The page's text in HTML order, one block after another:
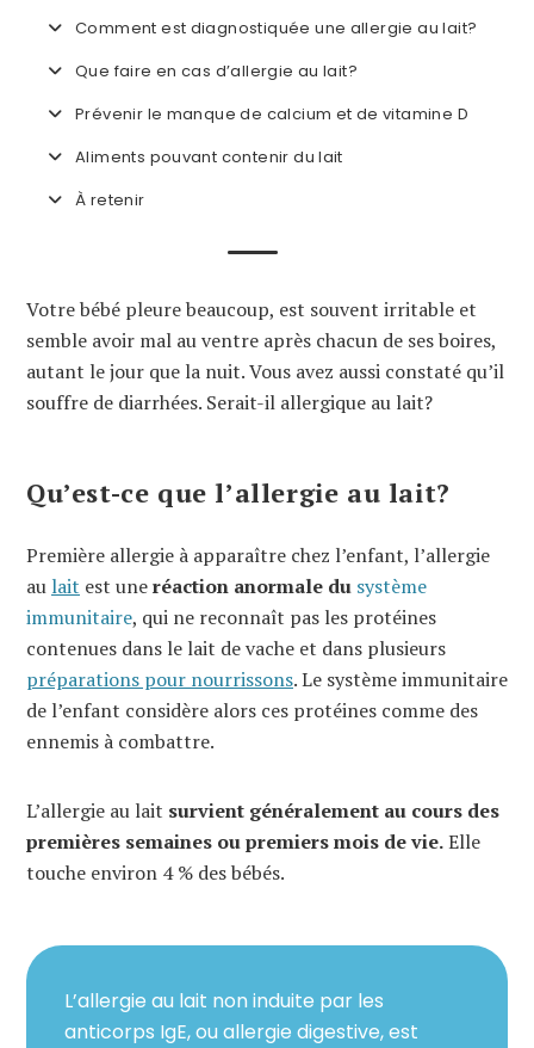
Comment est diagnostiquée une allergie au lait?
Que faire en cas d’allergie au lait?
Prévenir le manque de calcium et de vitamine D
Aliments pouvant contenir du lait
À retenir
Votre bébé pleure beaucoup, est souvent irritable et
semble avoir mal au ventre après chacun de ses boires,
autant le jour que la nuit. Vous avez aussi constaté qu’il
souffre de diarrhées. Serait-il allergique au lait?
Qu’est-ce que l’allergie au lait?
Première allergie à apparaître chez l’enfant, l’allergie
au lait est uneréaction anormale du système
immunitaire, qui ne reconnaît pas les protéines
contenues dans le lait de vache et dans plusieurs
préparations pour nourrissons. Le système immunitaire
de l’enfant considère alors ces protéines comme des
ennemis à combattre.
L’allergie au lait survient généralement au cours des
premières semaines ou premiers mois de vie.Elle
touche environ 4 % des bébés.
L’allergie au lait non induite par les
anticorps IgE, ou allergie digestive, est